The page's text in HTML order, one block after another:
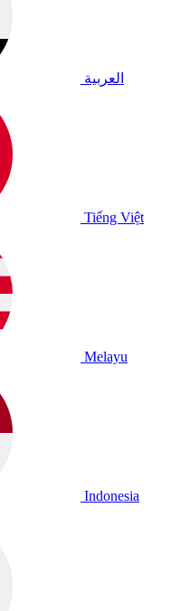
العربية
Tiếng Việt
Melayu
Indonesia